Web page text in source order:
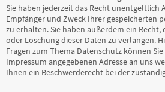
Sie haben jederzeit das Recht unentgeltlich
Empfänger und Zweck Ihrer gespeicherten
zu erhalten. Sie haben außerdem ein Recht,
oder Löschung dieser Daten zu verlangen.
Fragen zum Thema Datenschutz können
Impressum angegebenen Adresse an uns
Ihnen ein Beschwerderecht bei der